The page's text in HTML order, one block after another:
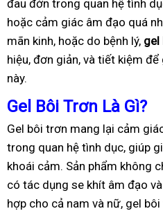
đau đớn trong quan hệ tình
hoặc cảm giác âm đạo quá
mãn kinh, hoặc do bệnh lý, gel
hiệu, đơn giản, và tiết kiệm
này.
Gel Bôi Trơn Là Gì?
Gel bôi trơn mang lại cảm
trong quan hệ tình dục, giúp
khoái cảm. Sản phẩm không
có tác dụng se khít âm đạo
hợp cho cả nam và nữ, gel